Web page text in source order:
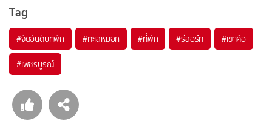
Tag
#จัดอันดับที่พัก #ทะเลหมอก #ที่พัก #รีสอร์ท #เขาค้อ
#เพชรบูรณ์